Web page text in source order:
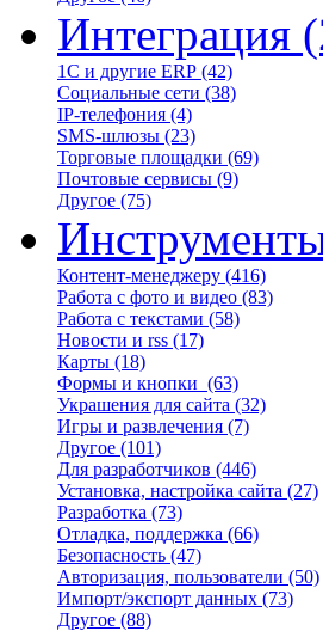
Интеграция
1С и другие ERP (42)
Социальные сети (38)
IP-телефония (4)
SMS-шлюзы (23)
Торговые площадки (69)
Почтовые сервисы (9)
Другое (75)
Контент-менеджеру (416)
Работа с фото и видео (83)
Работа с текстами (58)
Новости и rss (17)
Карты (18)
Формы и кнопки (63)
Украшения для сайта (32)
Игры и развлечения (7)
Другое (101)
Для разработчиков (446)
Установка, настройка сайта (27)
Разработка (73)
Отладка, поддержка (66)
Безопасность (47)
Авторизация, пользователи (50)
Импорт/экспорт данных (73)
Другое (88)